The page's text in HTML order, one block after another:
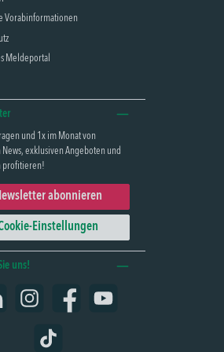
Vorabinformationen
Meldeportal
und 1x im Monat von
exklusiven Angeboten und
profitieren!
abonnieren
Einstellungen
uns!
Instagram Facebook YouTube
TikTok